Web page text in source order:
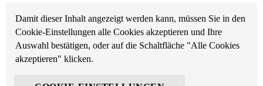
Damit dieser Inhalt angezeigt werden kann, müssen Sie in den
Cookie-Einstellungen alle Cookies akzeptieren und Ihre
Auswahl bestätigen, oder auf die Schaltfläche "Alle Cookies
akzeptieren" klicken.